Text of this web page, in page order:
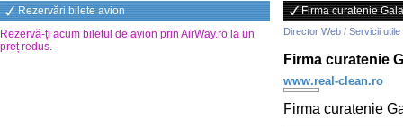
Rezervări bilete avion
Rezervă-ți acum biletul de avion prin AirWay.ro la un
preț redus.
Firma curatenie
Director Web / Servicii utile
Firma curatenie
www.real-clean.ro
Firma curatenie